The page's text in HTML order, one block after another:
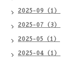
2025-09（1）
2025-07（3）
2025-05（1）
2025-04（1）